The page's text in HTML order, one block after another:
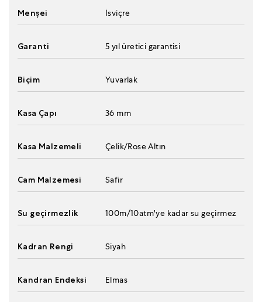
Menşei İsviçre
Garanti 5 yıl üretici garantisi
Biçim Yuvarlak
Kasa Çapı 36 mm
Kasa Malzemeli Çelik/Rose Altın
Cam Malzemesi Safir
Su geçirmezlik 100m/10atm'ye kadar su geçirmez
Kadran Rengi Siyah
Kandran Endeksi Elmas